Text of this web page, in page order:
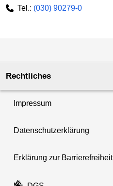
Tel.: (030) 90279-0
Rechtliches
Impressum
Datenschutzerklärung
Erklärung zur Barrierefreiheit